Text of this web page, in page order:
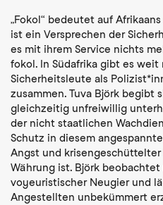
„Fokol“ bedeutet auf
ist ein Versprechen der
es mit ihrem Service nichts
fokol. In Südafrika gibt es weit
Sicherheitsleute als
zusammen. Tuva Björk begibt
gleichzeitig unfreiwillig
der nicht staatlichen
Schutz in diesem
Angst und
Währung ist. Björk
voyeuristischer Neugier und
Angestellten unbekümmert